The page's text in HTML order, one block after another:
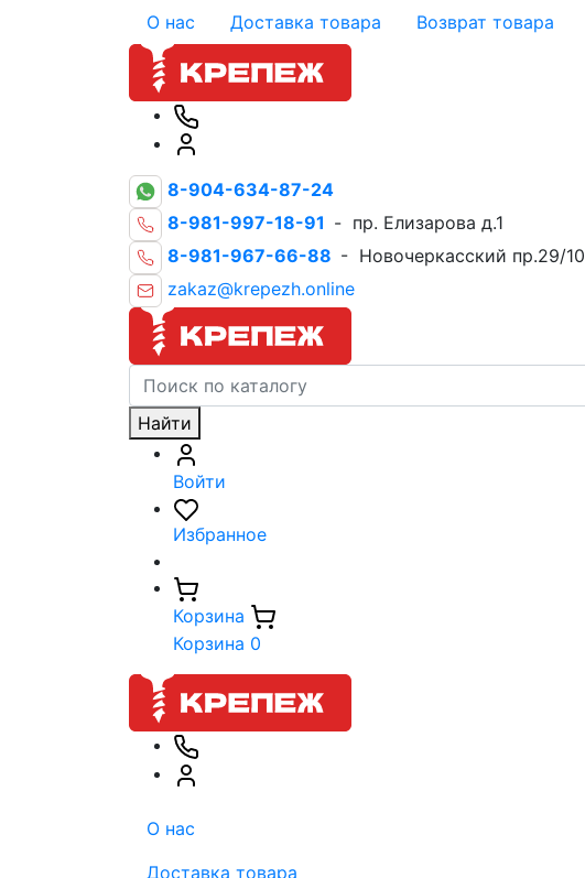
О нас Доставка товара Возврат товара
8-904-634-87-24
8-981-997-18-91 - пр. Елизарова д.1
8-981-967-66-88 - Новочеркасский пр.29/10
zakaz@krepezh.online
Найти
Войти
Избранное
Корзина
Корзина 0
О нас
Доставка товара